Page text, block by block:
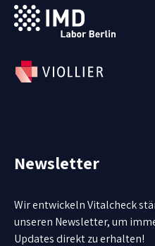
Newsletter
Wir entwickeln Vitalcheck
unseren Newsletter, um
Updates direkt zu erhalten!